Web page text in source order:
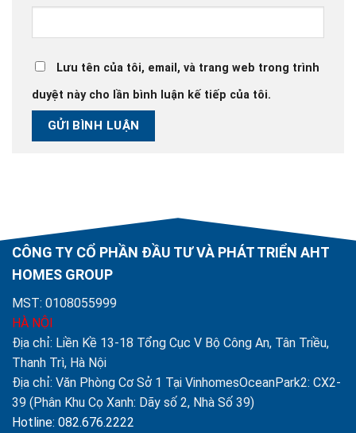
Lưu tên của tôi, email, và trang web trong trình
duyệt này cho lần bình luận kế tiếp của tôi.
CÔNG TY CỔ PHẦN ĐẦU TƯ VÀ PHÁT TRIỂN AHT
HOMES GROUP
MST: 0108055999
HÀ NỘI
Địa chỉ: Liền Kề 13-18 Tổng Cục V Bộ Công An, Tân Triều,
Thanh Trì, Hà Nội
Địa chỉ: Văn Phòng Cơ Sở 1 Tại VinhomesOceanPark2: CX2-
39 (Phân Khu Cọ Xanh: Dãy số 2, Nhà Số 39)
Hotline: 082.676.2222